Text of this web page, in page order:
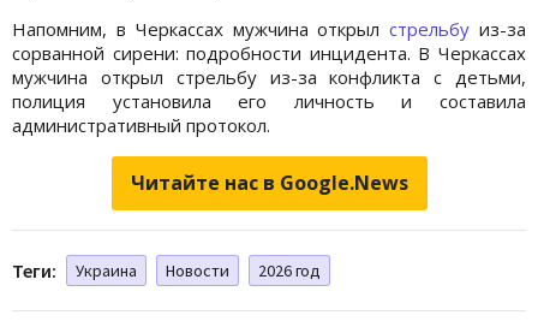
Напомним, в Черкассах мужчина открылстрельбу из-за
сорванной сирени: подробности инцидента. В Черкассах
мужчина открыл стрельбу из-за конфликта с детьми,
полиция установила его личность и составила
административный протокол.
Читайте нас в Google.News
Теги: Украина Новости 2026 год